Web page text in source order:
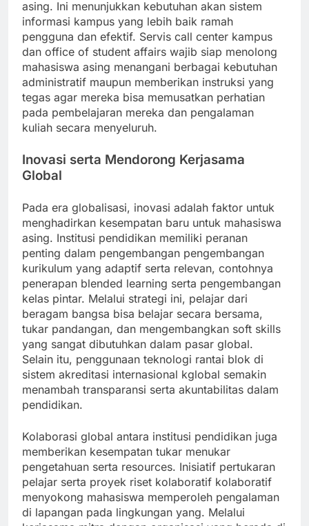
asing. Ini menunjukkan kebutuhan akan sistem
informasi kampus yang lebih baik ramah
pengguna dan efektif. Servis call center kampus
dan office of student affairs wajib siap menolong
mahasiswa asing menangani berbagai kebutuhan
administratif maupun memberikan instruksi yang
tegas agar mereka bisa memusatkan perhatian
pada pembelajaran mereka dan pengalaman
kuliah secara menyeluruh.
Inovasi serta Mendorong Kerjasama
Global
Pada era globalisasi, inovasi adalah faktor untuk
menghadirkan kesempatan baru untuk mahasiswa
asing. Institusi pendidikan memiliki peranan
penting dalam pengembangan pengembangan
kurikulum yang adaptif serta relevan, contohnya
penerapan blended learning serta pengembangan
kelas pintar. Melalui strategi ini, pelajar dari
beragam bangsa bisa belajar secara bersama,
tukar pandangan, dan mengembangkan soft skills
yang sangat dibutuhkan dalam pasar global.
Selain itu, penggunaan teknologi rantai blok di
sistem akreditasi internasional kglobal semakin
menambah transparansi serta akuntabilitas dalam
pendidikan.
Kolaborasi global antara institusi pendidikan juga
memberikan kesempatan tukar menukar
pengetahuan serta resources. Inisiatif pertukaran
pelajar serta proyek riset kolaboratif kolaboratif
menyokong mahasiswa memperoleh pengalaman
di lapangan pada lingkungan yang. Melalui